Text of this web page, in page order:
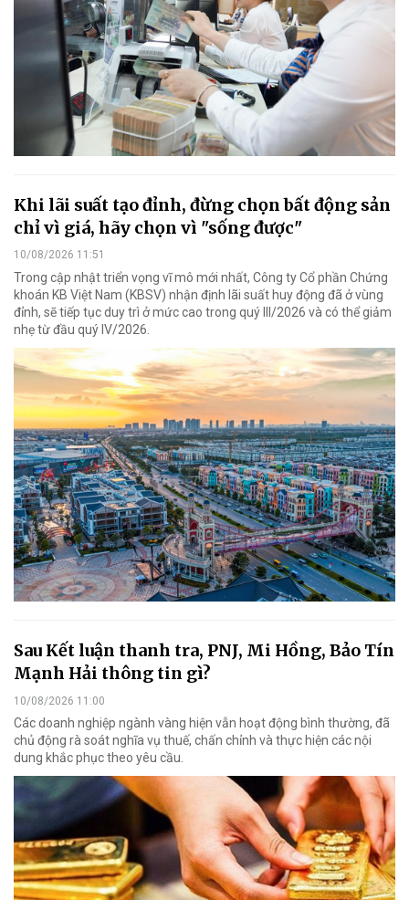
Khi lãi suất tạo đỉnh, đừng chọn bất động sản
chỉ vì giá, hãy chọn vì "sống được"
10/08/2026 11:51
Trong cập nhật triển vọng vĩ mô mới nhất, Công ty Cổ phần Chứng
khoán KB Việt Nam (KBSV) nhận định lãi suất huy động đã ở vùng
đỉnh, sẽ tiếp tục duy trì ở mức cao trong quý III/2026 và có thể giảm
nhẹ từ đầu quý IV/2026.
Sau Kết luận thanh tra, PNJ, Mi Hồng, Bảo Tín
Mạnh Hải thông tin gì?
10/08/2026 11:00
Các doanh nghiệp ngành vàng hiện vẫn hoạt động bình thường, đã
chủ động rà soát nghĩa vụ thuế, chấn chỉnh và thực hiện các nội
dung khắc phục theo yêu cầu.